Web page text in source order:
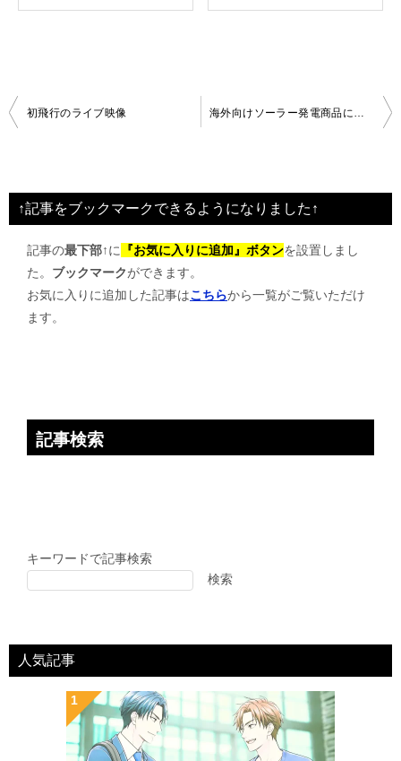
投
ビ
ゲ
初飛行のライブ映像
↑記事をブックマークできるようになりました↑
記事の最下部↑に 『お気に入りに追加』ボタンを設置しまし
た。 ブックマークができます。
お気に入りに追加した記事はこちらから一覧がご覧いただけ
ます。
記事検索
キーワードで記事検索
検索
人気記事